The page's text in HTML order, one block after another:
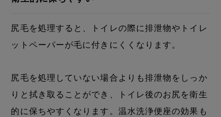
尻毛を処理すると、トイレの際に排泄物やトイレ
ットペーパーが毛に付きにくくなります。
尻毛を処理していない場合よりも排泄物をしっか
りと拭き取ることができ、トイレ後のお尻を衛生
的に保ちやすくなります。温水洗浄便座の効果も